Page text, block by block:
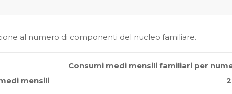
al numero di componenti del nucleo familiare.
mensili
Consumi medi mensili familiari per